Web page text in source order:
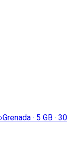
›Grenada · 5 GB · 30